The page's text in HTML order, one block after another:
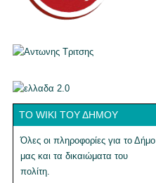
ΤΟ WIKI ΤΟΥ ΔΉΜΟΥ
Όλες οι πληροφορίες για το Δήμο
μας και τα δικαιώματα του
πολίτη.